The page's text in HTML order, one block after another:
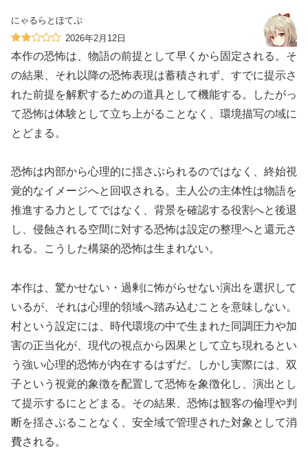
にゃるらとほてぷ
2026年2月12日
本作の恐怖は、物語の前提として早くから固定される。そ
の結果、それ以降の恐怖表現は蓄積されず、すでに提示さ
れた前提を解釈するための道具として機能する。したがっ
て恐怖は体験として立ち上がることなく、環境描写の域に
とどまる。
恐怖は内部から心理的に揺さぶられるのではなく、終始視
覚的なイメージへと回収される。主人公の主体性は物語を
推進する力としてではなく、背景を確認する役割へと後退
し、侵蝕される空間に対する恐怖は設定の整理へと還元さ
れる。こうした構築的恐怖は生まれない。
本作は、驚かせない・過剰に怖がらせない演出を選択して
いるが、それは心理的領域へ踏み込むことを意味しない。
村という設定には、時代環境の中で生まれた同調圧力や加
害の正当化が、現代の視点から因果として立ち現れるとい
う強い心理的恐怖が内在するはずだ。しかし実際には、双
子という視覚的象徴を配置して恐怖を象徴化し、演出とし
て提示するにとどまる。その結果、恐怖は観客の倫理や判
断を揺さぶることなく、安全域で管理された対象として消
費される。